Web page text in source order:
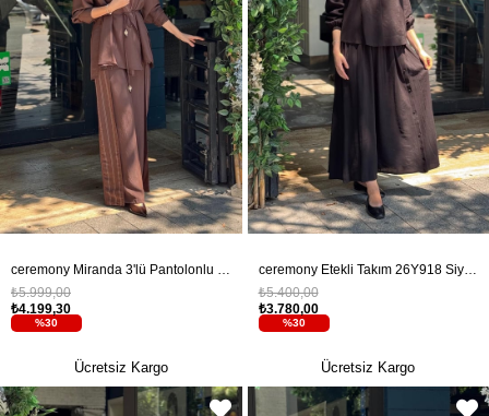
ceremony Miranda 3'lü Pantolonlu Takım 26Y963 Kahve
%30
₺4.199,30
₺5.999,00
Ücretsiz Kargo
ceremony Etekli Takım 26Y918 Siyah
%30
₺3.780,00
₺5.400,00
Ücretsiz Kargo